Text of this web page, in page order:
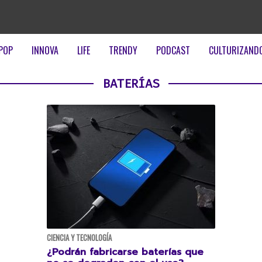
INNOVA LIFE TRENDY PODCAST
BATERÍAS
CIENCIA Y TECNOLOGÍA
¿Podrán fabricarse baterías que